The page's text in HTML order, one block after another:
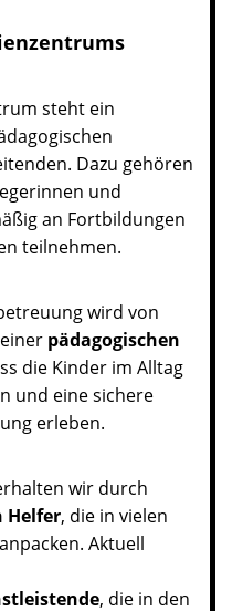
steht ein
Dazu gehören
und
an Fortbildungen
teilnehmen.
wird von
pädagogischen
die Kinder im Alltag
und eine sichere
erleben.
wir durch
Helfer, die in vielen
Aktuell
, die in den